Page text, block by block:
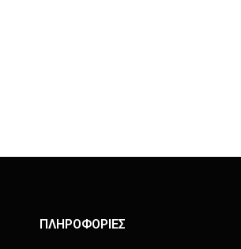
ΠΛΗΡΟΦΟΡΙΕΣ